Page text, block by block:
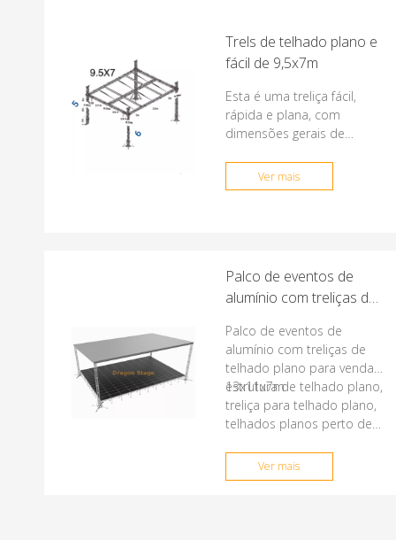
Trels de telhado plano e
fácil de 9,5x7m
Esta é uma treliça fácil,
rápida e plana, com
dimensões gerais de
uma inclinação, com uma
altura frontal de 6m e uma
Ver mais
Palco de eventos de
alumínio com treliças de
venda 13x11x7m
Palco de eventos de
alumínio com treliças de
telhado plano para venda
13x11x7m
estrutura de telhado plano,
treliça para telhado plano,
telhados planos perto de
Ver mais